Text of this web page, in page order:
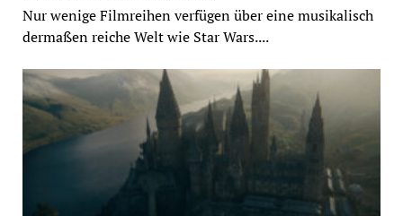
Nur wenige Filmreihen verfügen über eine musikalisch
dermaßen reiche Welt wie Star Wars....